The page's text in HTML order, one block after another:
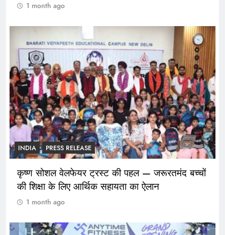
1 month ago
INDIA PRESS RELEASE
कृष्ण सोशल वेलफेयर ट्रस्ट की पहल — जरूरतमंद बच्चों
की शिक्षा के लिए आर्थिक सहायता का ऐलान
1 month ago